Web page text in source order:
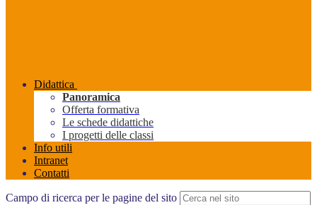
Didattica
Panoramica
Offerta formativa
Le schede didattiche
I progetti delle classi
Info utili
Intranet
Contatti
Campo di ricerca per le pagine del sito